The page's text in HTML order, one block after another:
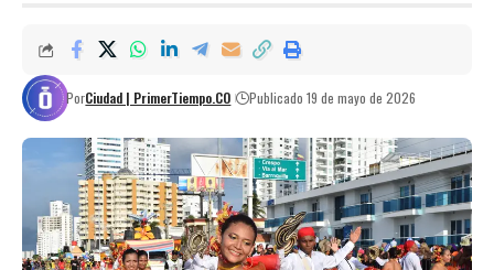
PorCiudad | PrimerTiempo.CO Publicado 19 de mayo de 2026